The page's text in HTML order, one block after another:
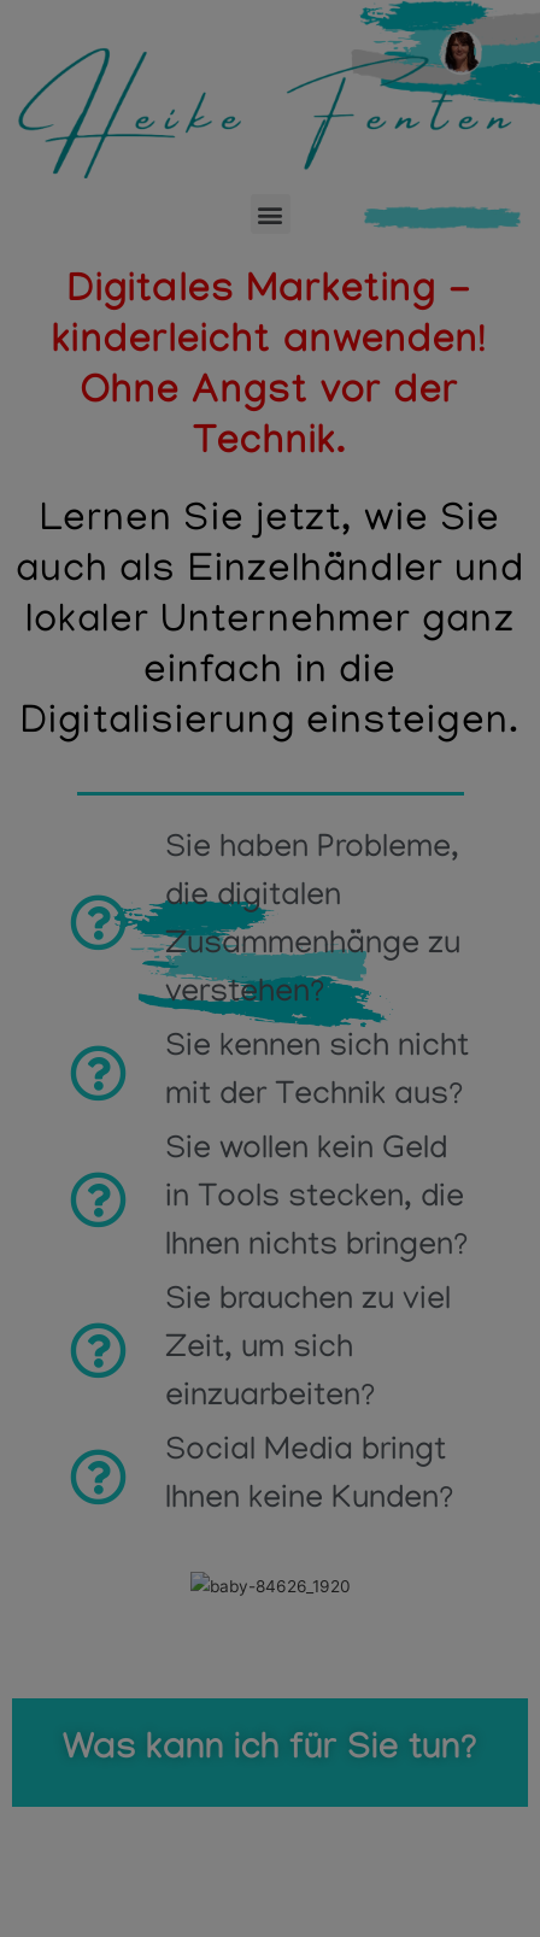
Digitales Marketing -
kinderleicht anwenden!
Ohne Angst vor der
Technik.
Lernen Sie jetzt, wie Sie
auch als Einzelhändler und
lokaler Unternehmer ganz
einfach in die
Digitalisierung einsteigen.
Sie haben Probleme,
die digitalen
Zusammenhänge zu
verstehen?
Sie kennen sich nicht
mit der Technik aus?
Sie wollen kein Geld
in Tools stecken, die
Ihnen nichts bringen?
Sie brauchen zu viel
Zeit, um sich
einzuarbeiten?
Social Media bringt
Ihnen keine Kunden?
Was kann ich für Sie tun?